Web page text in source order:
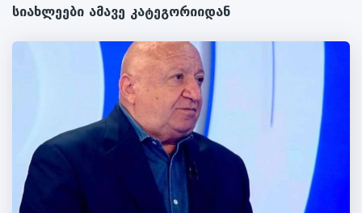
სიახლეები ამავე კატეგორიიდან